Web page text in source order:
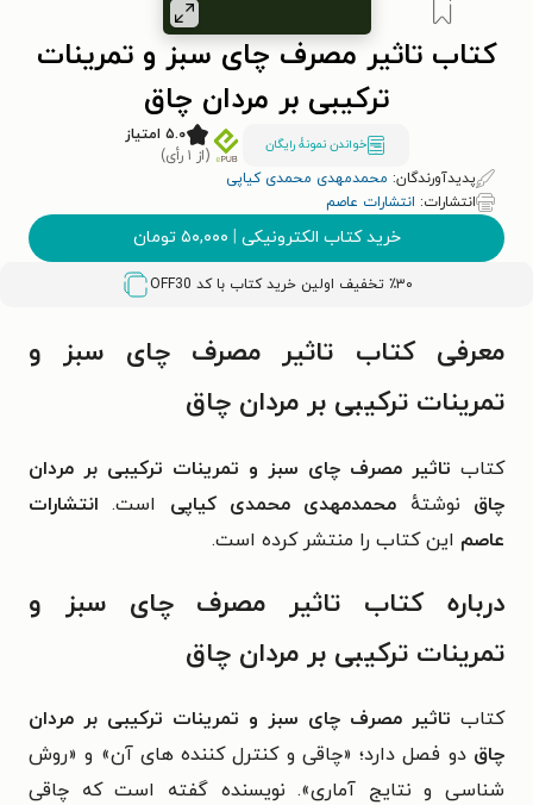
کتاب تاثیر مصرف چای سبز و تمرینات
ترکیبی بر مردان چاق
خواندن نمونۀ رایگان
۵.۰ امتیاز
(از ۱ رأی)
پدیدآورندگان: محمدمهدی محمدی کیاپی
انتشارات: انتشارات عاصم
خرید کتاب الکترونیکی | ۵۰,۰۰۰ تومان
٪۳۰ تخفیف اولین خرید کتاب با کد OFF30
معرفی کتاب تاثیر مصرف چای سبز و
تمرینات ترکیبی بر مردان چاق
کتاب تاثیر مصرف چای سبز و تمرینات ترکیبی بر مردان
چاق نوشتهٔ محمدمهدی محمدی کیاپی است. انتشارات
عاصم این کتاب را منتشر کرده است.
درباره کتاب تاثیر مصرف چای سبز و
تمرینات ترکیبی بر مردان چاق
کتاب تاثیر مصرف چای سبز و تمرینات ترکیبی بر مردان
چاق دو فصل دارد؛ «چاقی و کنترل کننده های آن» و «روش
شناسی و نتایج آماری». نویسنده گفته است که چاقی